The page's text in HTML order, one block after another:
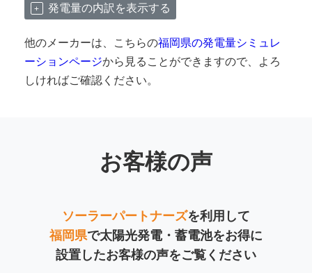
発電量の内訳を表示する
他のメーカーは、こちらの福岡県の発電量シミュレ
ーションページから見ることができますので、よろ
しければご確認ください。
お客様の声
ソーラーパートナーズを利用して
福岡県で太陽光発電・蓄電池をお得に
設置したお客様の声をご覧ください